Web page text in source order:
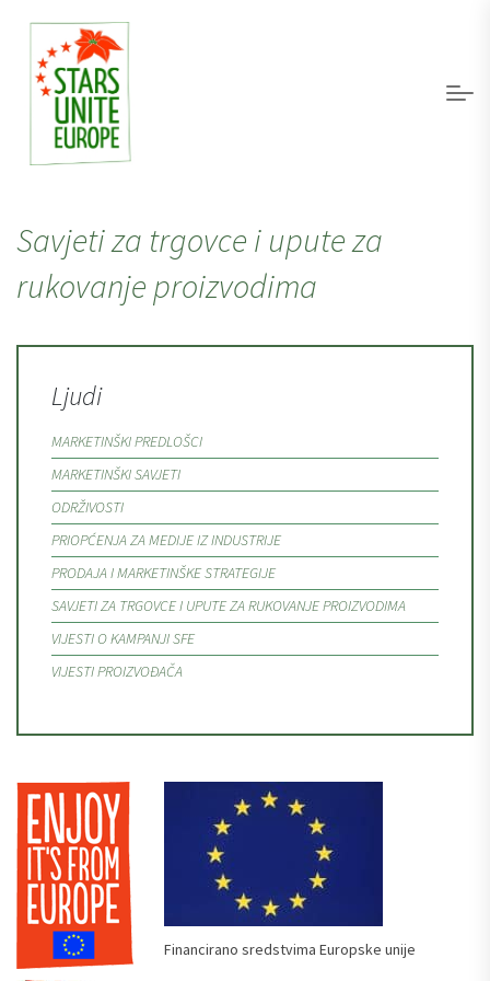
Savjeti za trgovce i upute za
rukovanje proizvodima
Ljudi
MARKETINŠKI PREDLOŠCI
MARKETINŠKI SAVJETI
ODRŽIVOSTI
PRIOPĆENJA ZA MEDIJE IZ INDUSTRIJE
PRODAJA I MARKETINŠKE STRATEGIJE
SAVJETI ZA TRGOVCE I UPUTE ZA RUKOVANJE PROIZVODIMA
VIJESTI O KAMPANJI SFE
VIJESTI PROIZVOĐAČA
Financirano sredstvima Europske unije